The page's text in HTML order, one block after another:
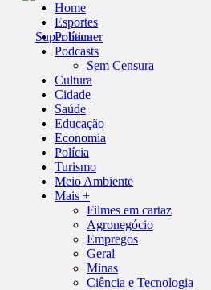
Home
Esportes
Política
Podcasts
Sem Censura
Cultura
Cidade
Saúde
Educação
Economia
Polícia
Turismo
Meio Ambiente
Mais +
Filmes em cartaz
Agronegócio
Empregos
Geral
Minas
Ciência e Tecnologia